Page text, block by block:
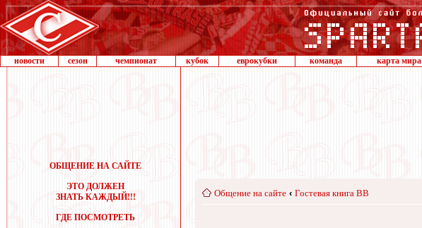
новости сезон чемпионат кубок еврокубки команда карта мира
ОБЩЕНИЕ НА САЙТЕ
ЭТО ДОЛЖЕН
ЗНАТЬ КАЖДЫЙ!!!
ГДЕ ПОСМОТРЕТЬ
Общение на сайте ‹ Гостевая книга ВВ